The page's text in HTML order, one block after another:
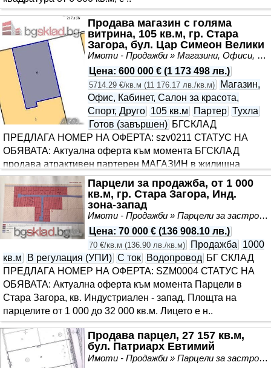
Продава магазин с голяма
витрина, 105 кв.м, гр. Стара
Загора, бул. Цар Симеон Велики
Имоти - Продажби » Магазини, Офиси, Кабинети, Салони
Цена: 600 000 € (1 173 498 лв.)
5714.29 €/кв.м (11 176.17 лв./кв.м)
Магазин,
Офис, Кабинет, Салон за красота,
Спорт, Друго 105 кв.м Партер Тухла
Готов (завършен) БГСКЛАД
ПРЕДЛАГА НОМЕР НА ОФЕРТА: szv0211 СТАТУС НА
ОБЯВАТА: Актуална оферта към момента БГСКЛАД
продава атрактивен партерен МАГАЗИН в жилищна
сграда с голяма витрина на бул. ”Цар Симеон Велики” ..
Парцели за продажба, от 1 000
кв.м, гр. Стара Загора, Инд.
зона-запад
Имоти - Продажби » Парцели за застрояване, Инвестиционни проекти
Цена: 70 000 € (136 908.10 лв.)
70 €/кв.м (136.90 лв./кв.м) Продажба
1000
кв.м
В регулация (УПИ) С ток Водопровод БГ СКЛАД
ПРЕДЛАГА НОМЕР НА ОФЕРТА: SZM0004 СТАТУС НА
ОБЯВАТА: Актуална оферта към момента Парцели в
Стара Загора, кв. Индустриален - запад. Площта на
парцелите от 1 000 до 32 000 кв.м. Лицето е н..
Продава парцел, 27 157 кв.м,
бул. Патриарх Евтимий
Имоти - Продажби » Парцели за застрояване, Инвестиционни проекти